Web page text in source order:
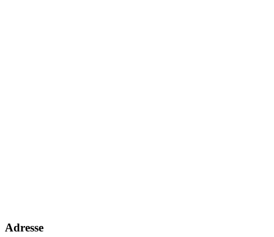
Adresse